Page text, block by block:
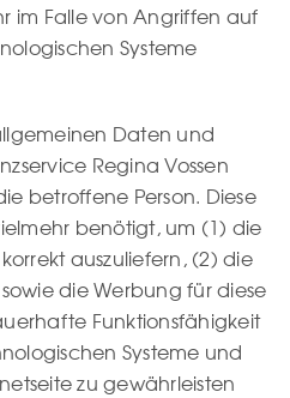
im Falle von Angriffen auf
Systeme
Daten und
Regina Vossen
betroffene Person. Diese
benötigt, um (1) die
auszuliefern, (2) die
die Werbung für diese
Funktionsfähigkeit
Systeme und
zu gewährleisten